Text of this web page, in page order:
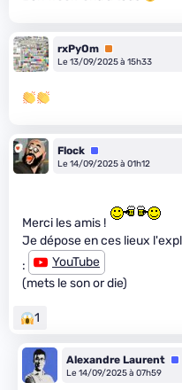
rxPyOm Premium
Le 13/09/2025 à 15h33
Flock Équipe
Le 14/09/2025 à 01h12
Merci les amis !
Je dépose en ces lieux
:
YouTube
(mets le son or die)
1
Alexandre Laurent
Le 14/09/2025 à 07h59